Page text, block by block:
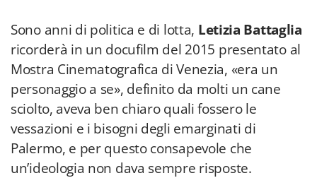
Sono anni di politica e di lotta, Letizia Battaglia
ricorderà in un docufilm del 2015 presentato al
Mostra Cinematografica di Venezia, «era un
personaggio a se», definito da molti un cane
sciolto, aveva ben chiaro quali fossero le
vessazioni e i bisogni degli emarginati di
Palermo, e per questo consapevole che
un’ideologia non dava sempre risposte.